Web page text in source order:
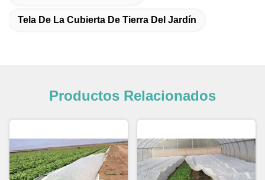
Tela De La Cubierta De Tierra Del Jardín
Productos Relacionados